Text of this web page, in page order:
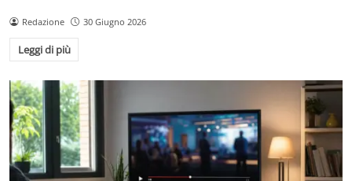
Redazione 30 Giugno 2026
Leggi di più